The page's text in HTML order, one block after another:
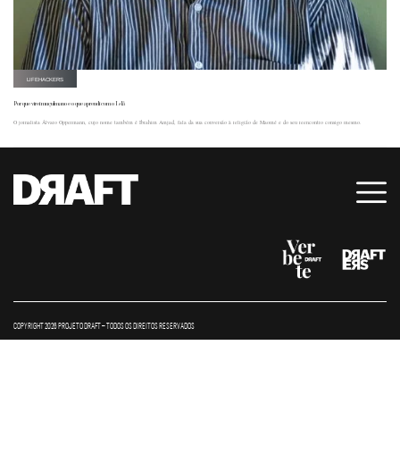
LIFEHACKERS
Por que virei muçulmano e o que aprendi com o Islã
O jornalista Álvaro Oppermann, cujo nome também é Ibrahim Amjad, fala da sua conversão à religião de Maomé e do seu reencontro consigo mesmo.
COPYRIGHT 2026 PROJETO DRAFT – TODOS OS DIREITOS RESERVADOS